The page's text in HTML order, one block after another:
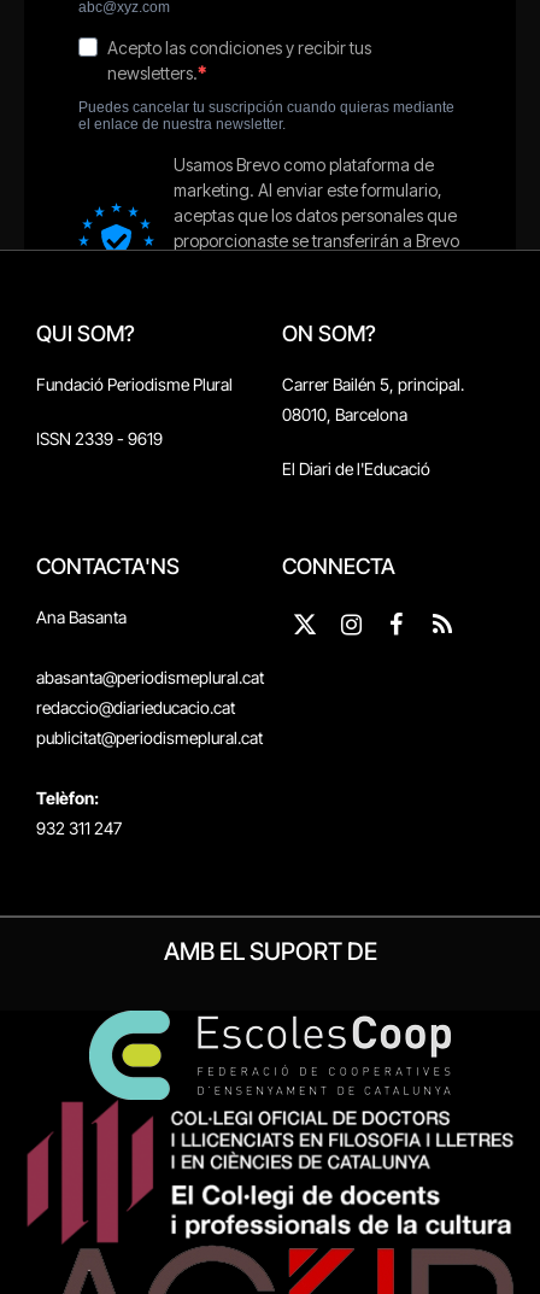
QUI SOM?
Fundació Periodisme Plural
ISSN 2339 - 9619
ON SOM?
Carrer Bailén 5, principal.
08010, Barcelona
El Diari de l'Educació
CONTACTA'NS
Ana Basanta
abasanta@periodismeplural.cat
redaccio@diarieducacio.cat
publicitat@periodismeplural.cat
Telèfon:
932 311 247
CONNECTA
X
Instagram
Facebook
RSS
AMB EL SUPORT DE